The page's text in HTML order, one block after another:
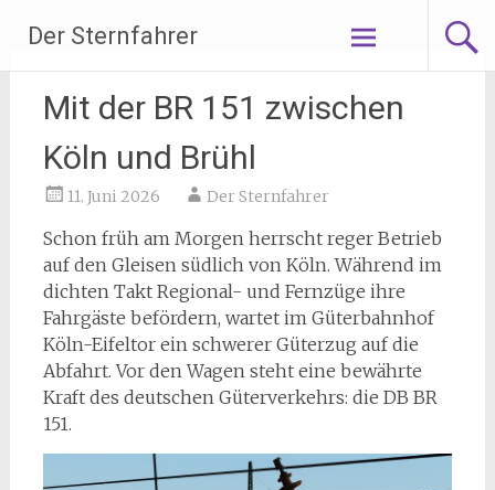
Inhalt
springen
Der Sternfahrer
Mit der BR 151 zwischen
Köln und Brühl
11. Juni 2026 Der Sternfahrer
Schon früh am Morgen herrscht reger Betrieb
auf den Gleisen südlich von Köln. Während im
dichten Takt Regional- und Fernzüge ihre
Fahrgäste befördern, wartet im Güterbahnhof
Köln-Eifeltor ein schwerer Güterzug auf die
Abfahrt. Vor den Wagen steht eine bewährte
Kraft des deutschen Güterverkehrs: die DB BR
151.